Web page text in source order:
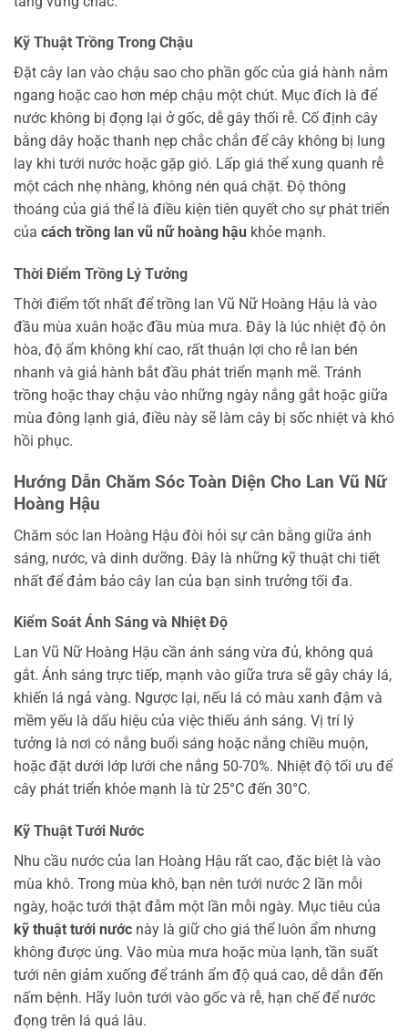
Kỹ Thuật Trồng Trong Chậu
Đặt cây lan vào chậu sao cho phần gốc của giả hành nằm
ngang hoặc cao hơn mép chậu một chút. Mục đích là để
nước không bị đọng lại ở gốc, dễ gây thối rễ. Cố định cây
bằng dây hoặc thanh nẹp chắc chắn để cây không bị lung
lay khi tưới nước hoặc gặp gió. Lấp giá thể xung quanh rễ
một cách nhẹ nhàng, không nén quá chặt. Độ thông
thoáng của giá thể là điều kiện tiên quyết cho sự phát triển
của cách trồng lan vũ nữ hoàng hậu khỏe mạnh.
Thời Điểm Trồng Lý Tưởng
Thời điểm tốt nhất để trồng lan Vũ Nữ Hoàng Hậu là vào
đầu mùa xuân hoặc đầu mùa mưa. Đây là lúc nhiệt độ ôn
hòa, độ ẩm không khí cao, rất thuận lợi cho rễ lan bén
nhanh và giả hành bắt đầu phát triển mạnh mẽ. Tránh
trồng hoặc thay chậu vào những ngày nắng gắt hoặc giữa
mùa đông lạnh giá, điều này sẽ làm cây bị sốc nhiệt và khó
hồi phục.
Hướng Dẫn Chăm Sóc Toàn Diện Cho Lan Vũ Nữ
Hoàng Hậu
Chăm sóc lan Hoàng Hậu đòi hỏi sự cân bằng giữa ánh
sáng, nước, và dinh dưỡng. Đây là những kỹ thuật chi tiết
nhất để đảm bảo cây lan của bạn sinh trưởng tối đa.
Kiểm Soát Ánh Sáng và Nhiệt Độ
Lan Vũ Nữ Hoàng Hậu cần ánh sáng vừa đủ, không quá
gắt. Ánh sáng trực tiếp, mạnh vào giữa trưa sẽ gây cháy lá,
khiến lá ngả vàng. Ngược lại, nếu lá có màu xanh đậm và
mềm yếu là dấu hiệu của việc thiếu ánh sáng. Vị trí lý
tưởng là nơi có nắng buổi sáng hoặc nắng chiều muộn,
hoặc đặt dưới lớp lưới che nắng 50-70%. Nhiệt độ tối ưu để
cây phát triển khỏe mạnh là từ 25°C đến 30°C.
Kỹ Thuật Tưới Nước
Nhu cầu nước của lan Hoàng Hậu rất cao, đặc biệt là vào
mùa khô. Trong mùa khô, bạn nên tưới nước 2 lần mỗi
ngày, hoặc tưới thật đẫm một lần mỗi ngày. Mục tiêu của
kỹ thuật tưới nước này là giữ cho giá thể luôn ẩm nhưng
không được úng. Vào mùa mưa hoặc mùa lạnh, tần suất
tưới nên giảm xuống để tránh ẩm độ quá cao, dễ dẫn đến
nấm bệnh. Hãy luôn tưới vào gốc và rễ, hạn chế để nước
đọng trên lá quá lâu.